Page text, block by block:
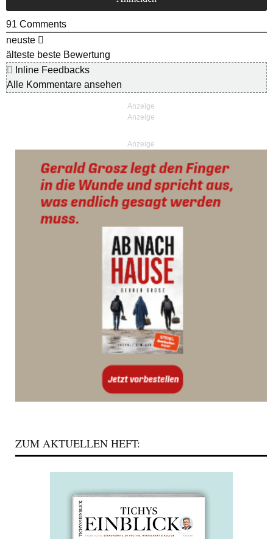
91 Comments
neuste
älteste beste Bewertung
Inline Feedbacks
Alle Kommentare ansehen
Anzeige
ZUM AKTUELLEN HEFT: